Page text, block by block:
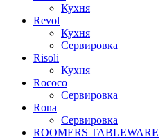
Кухня
Revol
Кухня
Сервировка
Risoli
Кухня
Rococo
Сервировка
Rona
Сервировка
ROOMERS TABLEWARE